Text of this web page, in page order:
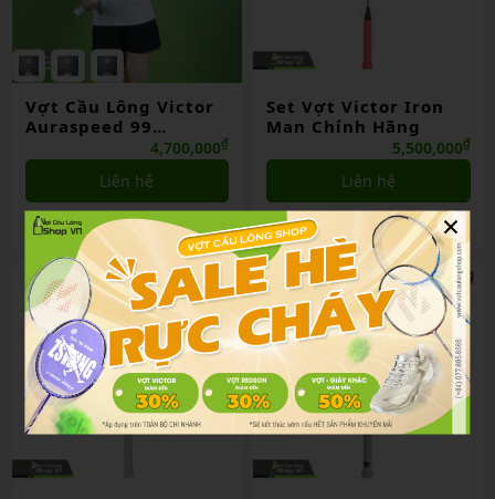
Vợt Cầu Lông Victor
Auraspeed 99
4,700,000₫
Liên hệ
So sánh
Set Vợt Victor Iron
Man Chính Hãng
5,500,000₫
Liên hệ
So sánh
×